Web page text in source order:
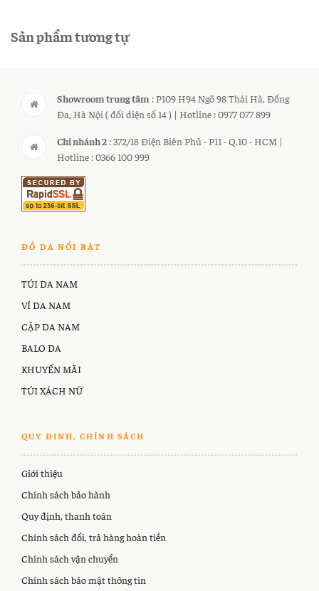
Sản phẩm tương tự
Showroom trung tâm : P109 H94 Ngõ 98 Thái Hà, Đống
Đa, Hà Nội ( đối diện số 14 ) | Hotline : 0977 077 899
Chi nhánh 2 : 372/18 Điện Biên Phủ - P11 - Q.10 - HCM |
Hotline : 0366 100 999
ĐỒ DA NỔI BẬT
TÚI DA NAM
VÍ DA NAM
CẶP DA NAM
BALO DA
KHUYẾN MÃI
TÚI XÁCH NỮ
QUY ĐINH, CHÍNH SÁCH
Giới thiệu
Chính sách bảo hành
Quy định, thanh toán
Chính sách đổi, trả hàng hoàn tiền
Chính sách vận chuyển
Chính sách bảo mật thông tin